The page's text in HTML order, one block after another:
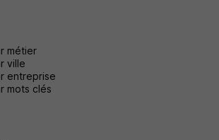
métier
ville
entreprise
mots clés